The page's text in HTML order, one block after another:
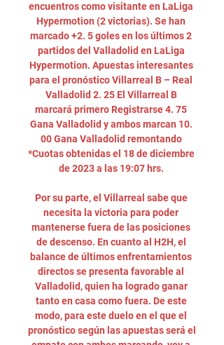
encuentros como visitante en LaLiga
Hypermotion (2 victorias). Se han
marcado +2. 5 goles en los últimos 2
partidos del Valladolid en LaLiga
Hypermotion. Apuestas interesantes
para el pronóstico Villarreal B – Real
Valladolid 2. 25 El Villarreal B
marcará primero Registrarse 4. 75
Gana Valladolid y ambos marcan 10.
00 Gana Valladolid remontando
*Cuotas obtenidas el 18 de diciembre
de 2023 a las 19:07 hrs.
Por su parte, el Villarreal sabe que
necesita la victoria para poder
mantenerse fuera de las posiciones
de descenso. En cuanto al H2H, el
balance de últimos enfrentamientos
directos se presenta favorable al
Valladolid, quien ha logrado ganar
tanto en casa como fuera. De este
modo, para este duelo en el que el
pronóstico según las apuestas será el